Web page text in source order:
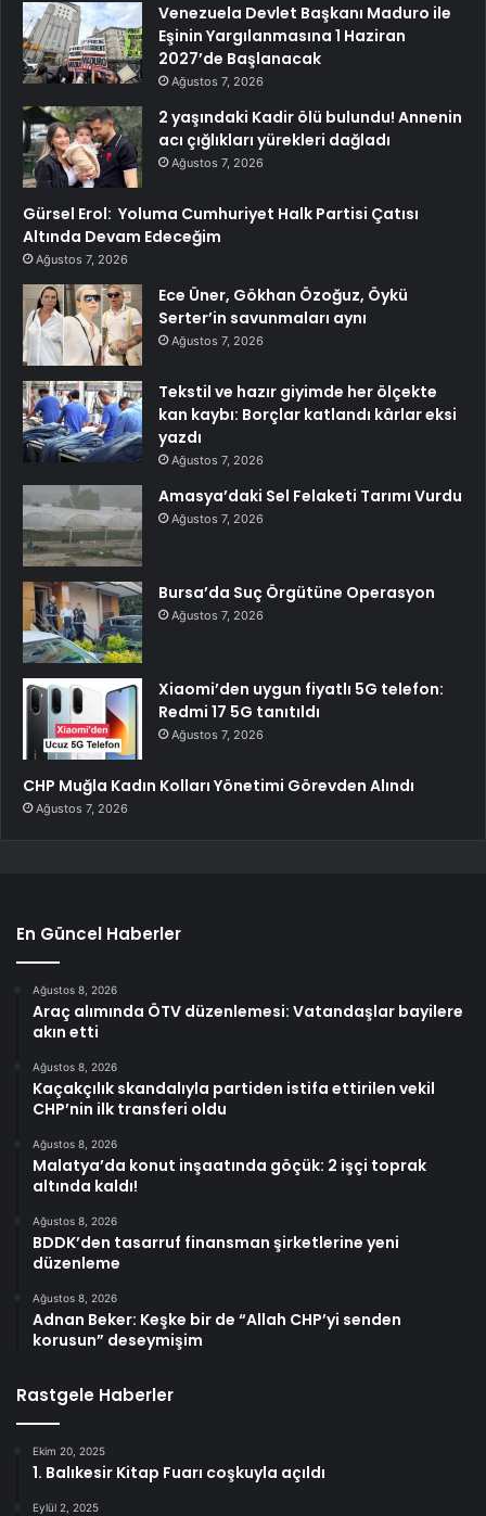
Venezuela Devlet Başkanı Maduro ile
Eşinin Yargılanmasına 1 Haziran
2027’de Başlanacak
Ağustos 7, 2026
2 yaşındaki Kadir ölü bulundu! Annenin
acı çığlıkları yürekleri dağladı
Ağustos 7, 2026
Gürsel Erol: Yoluma Cumhuriyet Halk Partisi Çatısı
Altında Devam Edeceğim
Ağustos 7, 2026
Ece Üner, Gökhan Özoğuz, Öykü
Serter’in savunmaları aynı
Ağustos 7, 2026
Tekstil ve hazır giyimde her ölçekte
kan kaybı: Borçlar katlandı kârlar eksi
yazdı
Ağustos 7, 2026
Amasya’daki Sel Felaketi Tarımı Vurdu
Ağustos 7, 2026
Bursa’da Suç Örgütüne Operasyon
Ağustos 7, 2026
Xiaomi’den uygun fiyatlı 5G telefon:
Redmi 17 5G tanıtıldı
Ağustos 7, 2026
CHP Muğla Kadın Kolları Yönetimi Görevden Alındı
Ağustos 7, 2026
En Güncel Haberler
Ağustos 8, 2026
Araç alımında ÖTV düzenlemesi: Vatandaşlar bayilere
akın etti
Ağustos 8, 2026
Kaçakçılık skandalıyla partiden istifa ettirilen vekil
CHP’nin ilk transferi oldu
Ağustos 8, 2026
Malatya’da konut inşaatında göçük: 2 işçi toprak
altında kaldı!
Ağustos 8, 2026
BDDK’den tasarruf finansman şirketlerine yeni
düzenleme
Ağustos 8, 2026
Adnan Beker: Keşke bir de “Allah CHP’yi senden
korusun” deseymişim
Rastgele Haberler
Ekim 20, 2025
1. Balıkesir Kitap Fuarı coşkuyla açıldı
Eylül 2, 2025